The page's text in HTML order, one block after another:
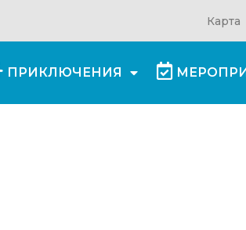
Карта
ПРИКЛЮЧЕНИЯ